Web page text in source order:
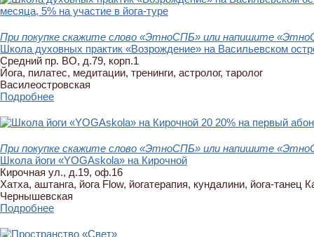
месяца, 5% на участие в йога-туре
При покупке скажите слово «ЭтноСПБ» или напишите
Школа духовных практик «Возрождение» на Васильевском
Средний пр. ВО, д.79, корп.1
Йога, пилатес, медитации, тренинги, астролог, таролог
Василеостровская
Подробнее
20 20% на первый
При покупке скажите слово «ЭтноСПБ» или напишите
Школа йоги «YOGAskola» на Кирочной
Кирочная ул., д.19, оф.16
Хатха, аштанга, йога Flow, йогатерапия, кундалини, йога-танец
Чернышевская
Подробнее